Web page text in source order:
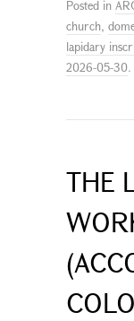
Posted in
church,
lapidary
2026-05-30.
THE